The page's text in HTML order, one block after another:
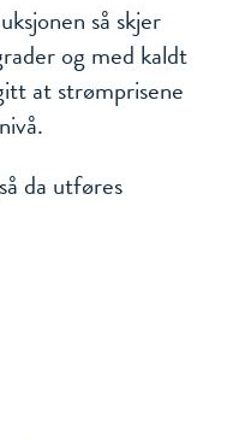
så skjer
og med kaldt
at strømprisene
da utføres